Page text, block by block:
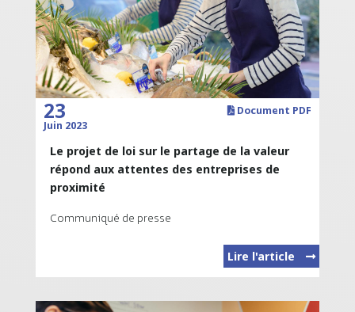
Document PDF
23
Juin 2023
Le projet de loi sur le partage de la valeur
répond aux attentes des entreprises de
proximité
Communiqué de presse
Lire l'article